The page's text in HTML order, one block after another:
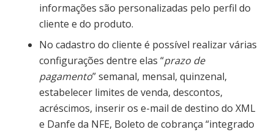
informações são personalizadas pelo perfil do
cliente e do produto.
No cadastro do cliente é possível realizar várias
configurações dentre elas “prazo de
pagamento” semanal, mensal, quinzenal,
estabelecer limites de venda, descontos,
acréscimos, inserir os e-mail de destino do XML
e Danfe da NFE, Boleto de cobrança “integrado